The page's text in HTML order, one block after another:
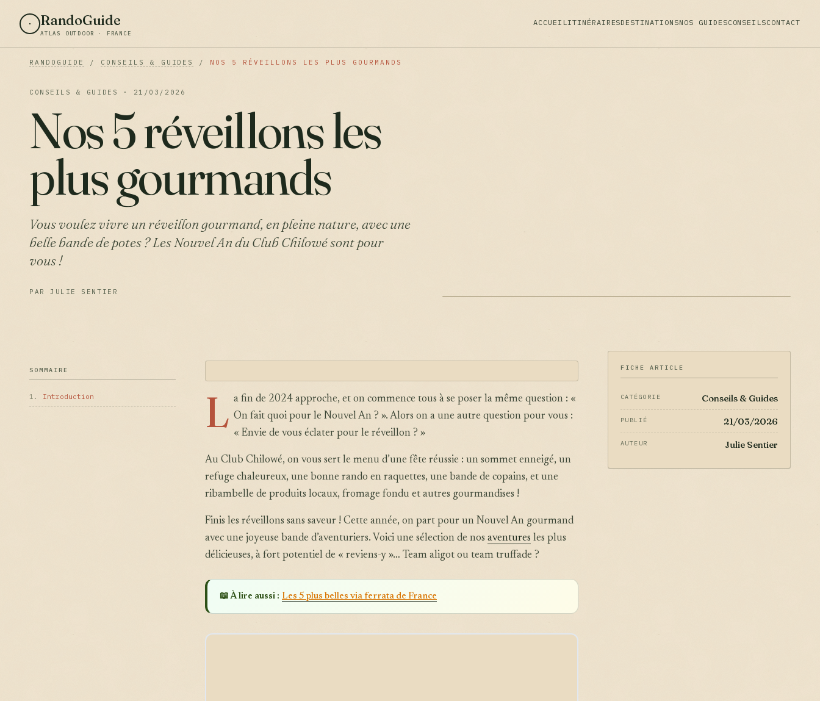
RandoGuide
ATLAS OUTDOOR · FRANCE
ACCUEILITINÉRAIRESDESTINATIONSNOS GUIDESCONSEILSCONTACT
RANDOGUIDE / CONSEILS & GUIDES / NOS 5 RÉVEILLONS LES PLUS GOURMANDS
CONSEILS & GUIDES · 21/03/2026
Nos 5 réveillons les
plus gourmands
Vous voulez vivre un réveillon gourmand, en pleine nature, avec une
belle bande de potes ? Les Nouvel An du Club Chilowé sont pour
vous !
PAR JULIE SENTIER
SOMMAIRE
1. Introduction L a fin de 2024 approche, et on commence tous à se poser la même question : «
On fait quoi pour le Nouvel An ? ». Alors on a une autre question pour vous :
« Envie de vous éclater pour le réveillon ? »
Au Club Chilowé, on vous sert le menu d’une fête réussie : un sommet enneigé, un
refuge chaleureux, une bonne rando en raquettes, une bande de copains, et une
ribambelle de produits locaux, fromage fondu et autres gourmandises !
Finis les réveillons sans saveur ! Cette année, on part pour un Nouvel An gourmand
avec une joyeuse bande d’aventuriers. Voici une sélection de nos aventures les plus
délicieuses, à fort potentiel de « reviens-y »… Team aligot ou team truffade ?
📖 À lire aussi : Les 5 plus belles via ferrata de France
FICHE ARTICLE
CATÉGORIE Conseils & Guides
PUBLIÉ 21/03/2026
AUTEUR Julie Sentier